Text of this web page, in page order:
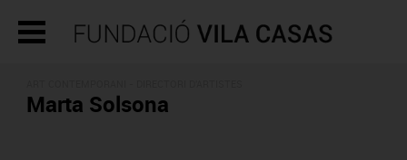
Marta Solsona